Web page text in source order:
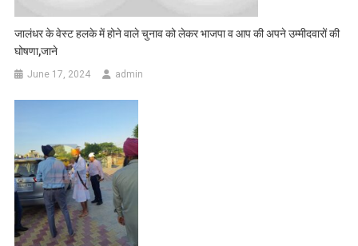
जालंधर के वेस्ट हलके में होने वाले चुनाव को लेकर भाजपा व आप की अपने उम्मीदवारों की
घोषणा,जाने
June 17, 2024 admin